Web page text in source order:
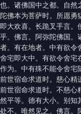
也。诸佛国中之都。自然
陀佛本为菩萨时。所愿勇
即大欢喜。长跪叉手言。
乎。佛言。阿弥陀佛国。
者。有在地者。中有欲令
舍宅即大中。有欲令舍宅
作为。中有殊不能令舍宅
前世宿命求道时。慈心精
前世宿命求道时。不慈心
然平等。德有大小。别知
处不。唯然见之。佛言。